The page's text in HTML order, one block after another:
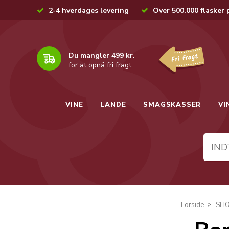
2-4 hverdages levering Over 500.000 flasker
Du mangler 499 kr.
for at opnå fri fragt
VINE LANDE SMAGSKASSER
Forside